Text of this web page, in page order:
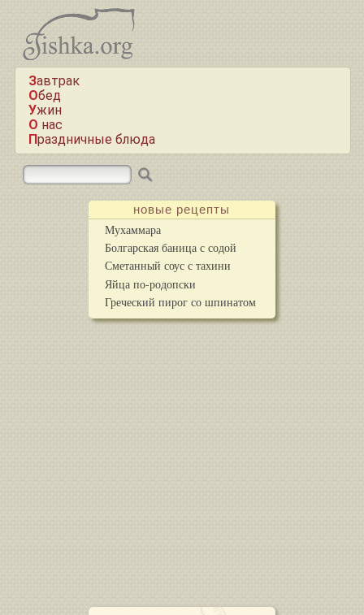
Завтрак
Обед
Ужин
О нас
Праздничные блюда
новые рецепты
Мухаммара
Болгарская баница с содой
Сметанный соус с тахини
Яйца по-родопски
Греческий пирог со шпинатом